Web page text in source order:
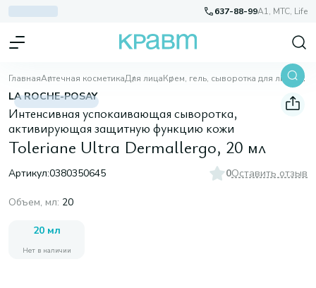
637-88-99A1, МТС, Life
ГлавнаяАптечная косметикаДля лицаКрем, гель, сыворотка для лица Toleriane Ultra Dermallergo, 20 мл
LA ROCHE-POSAY
Интенсивная успокаивающая сыворотка,
активирующая защитную функцию кожи
Toleriane Ultra Dermallergo, 20 мл
Артикул:0380350645 0Оставить отзыв
Объем, мл: 20
20 мл
Нет в наличии